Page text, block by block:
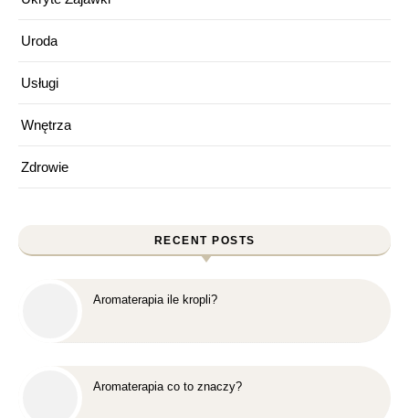
Uroda
Usługi
Wnętrza
Zdrowie
RECENT POSTS
Aromaterapia ile kropli?
Aromaterapia co to znaczy?